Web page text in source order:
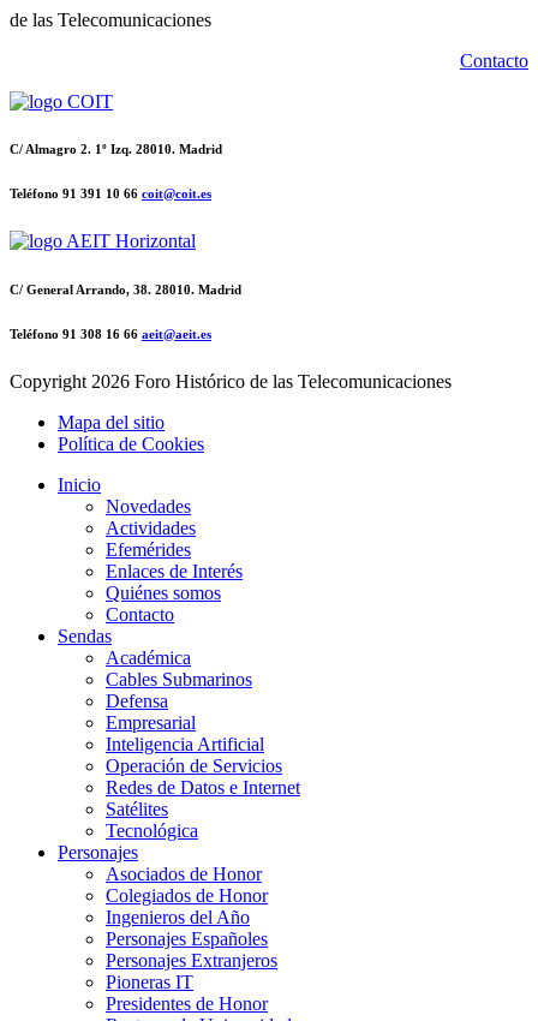
de las Telecomunicaciones
Contacto
C/ Almagro 2. 1º Izq. 28010. Madrid
Teléfono 91 391 10 66 coit@coit.es
C/ General Arrando, 38. 28010. Madrid
Teléfono 91 308 16 66 aeit@aeit.es
Copyright 2026 Foro Histórico de las Telecomunicaciones
Mapa del sitio
Política de Cookies
Inicio
Novedades
Actividades
Efemérides
Enlaces de Interés
Quiénes somos
Contacto
Sendas
Académica
Cables Submarinos
Defensa
Empresarial
Inteligencia Artificial
Operación de Servicios
Redes de Datos e Internet
Satélites
Tecnológica
Personajes
Asociados de Honor
Colegiados de Honor
Ingenieros del Año
Personajes Españoles
Personajes Extranjeros
Pioneras IT
Presidentes de Honor